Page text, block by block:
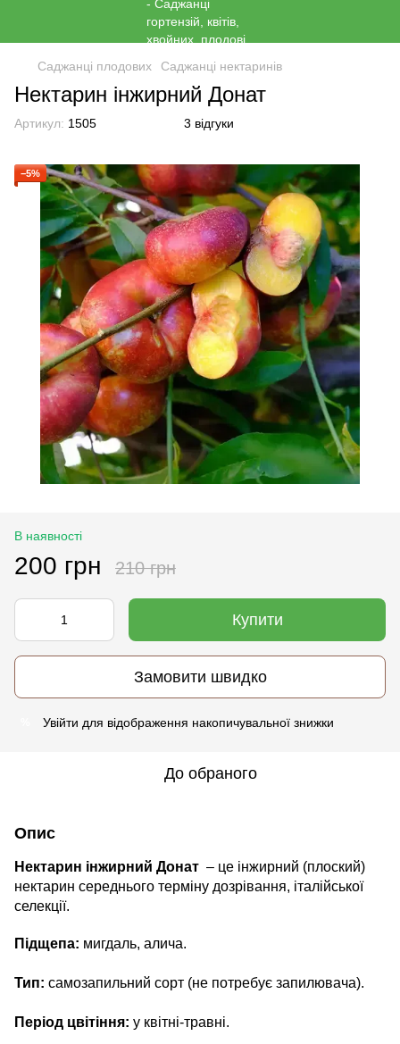
Саджанці плодових Саджанці нектаринів
Нектарин інжирний Донат
Артикул: 1505 3 відгуки
−5%
В наявності
200 грн 210 грн
Купити
Замовити швидко
Увійти для відображення накопичувальної знижки
До обраного
Опис
Нектарин інжирний Донат – це інжирний (плоский)
нектарин середнього терміну дозрівання, італійської
селекції.
Підщепа: мигдаль, алича.
Тип: самозапильний сорт (не потребує запилювача).
Період цвітіння: у квітні-травні.